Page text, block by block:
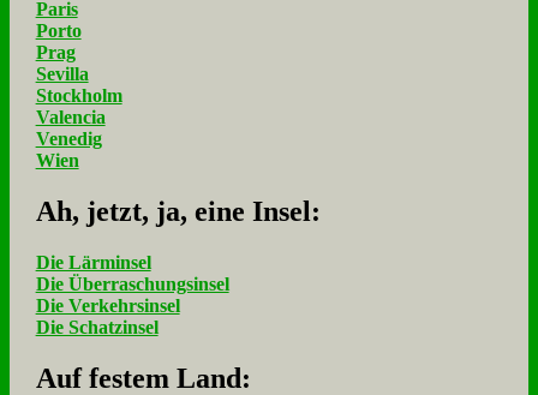
Paris
Porto
Prag
Sevilla
Stockholm
Valencia
Venedig
Wien
Ah, jetzt, ja, ei­ne In­sel:
Die Lärminsel
Die Überraschungsinsel
Die Verkehrsinsel
Die Schatzinsel
Auf fe­stem Land: